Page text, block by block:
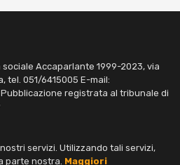
Accaparlante 1999-2023, via
tel. 051/6415005 E-mail:
registrata al tribunale di
servizi. Utilizzando tali servizi,
parte nostra. Maggiori